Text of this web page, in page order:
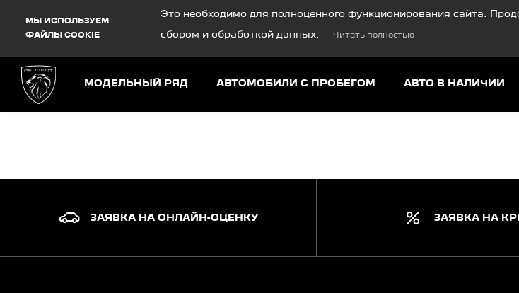
МЫ ИСПОЛЬЗУЕМ
ФАЙЛЫ COOKIE
Это необходимо для полноценного функционирования сайта.
сбором и обработкой данных. Читать полностью
МОДЕЛЬНЫЙ РЯД АВТОМОБИЛИ С ПРОБЕГОМ АВТО В НАЛИЧИИ
ЗАЯВКА НА ОНЛАЙН-ОЦЕНКУ ЗАЯВКА НА